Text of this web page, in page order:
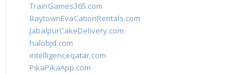
TrainGames365.com
BaytownEvaCationRentals.com
JabalpurCakeDelivery.com
halobjd.com
intelligenceqatar.com
PikaPikaApp.com